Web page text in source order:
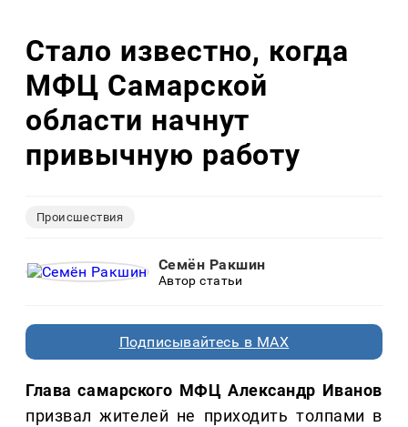
Стало известно, когда
МФЦ Самарской
области начнут
привычную работу
Происшествия
Семён Ракшин
Автор статьи
Подписывайтесь в MAX
Глава самарского МФЦ Александр Иванов
призвал жителей не приходить толпами в